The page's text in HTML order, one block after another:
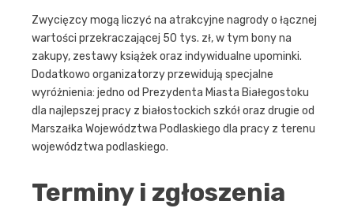
Zwycięzcy mogą liczyć na atrakcyjne nagrody o łącznej
wartości przekraczającej 50 tys. zł, w tym bony na
zakupy, zestawy książek oraz indywidualne upominki.
Dodatkowo organizatorzy przewidują specjalne
wyróżnienia: jedno od Prezydenta Miasta Białegostoku
dla najlepszej pracy z białostockich szkół oraz drugie od
Marszałka Województwa Podlaskiego dla pracy z terenu
województwa podlaskiego.
Terminy i zgłoszenia